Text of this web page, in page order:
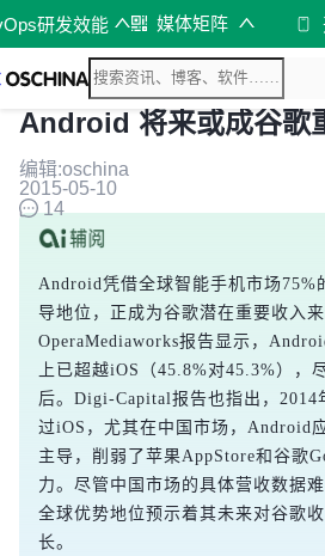
研发效能 媒体矩阵
Android 将来或成谷歌
编辑:oschina
2015-05-10
14
Android凭借全球智能手机市场75%
导地位，正成为谷歌潜在重要收入来
OperaMediaworks报告显示，
上已超越iOS（45.8%对45.3%），
后。Digi-Capital报告也指出，2014
过iOS，尤其在中国市场，Android
主导，削弱了苹果AppStore和谷歌
力。尽管中国市场的具体营收数据
全球优势地位预示着其未来对谷歌
长。